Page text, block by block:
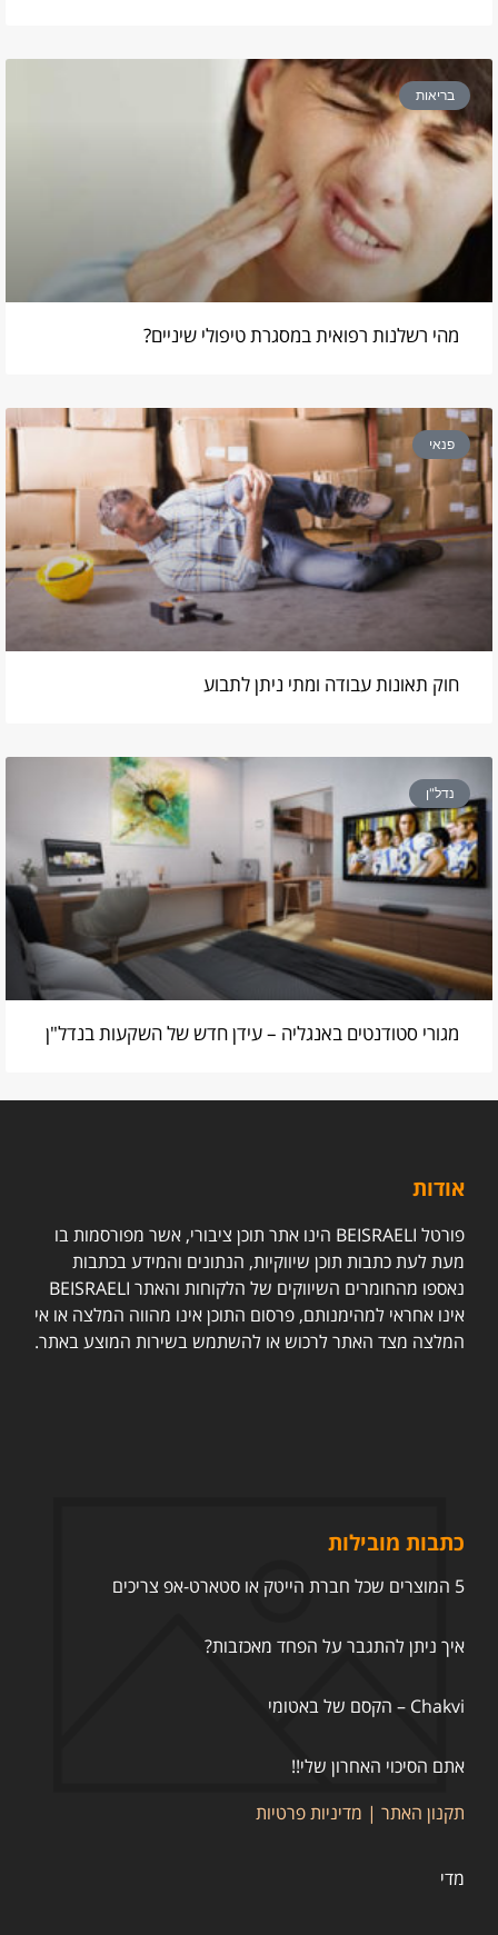
בריאות
מהי רשלנות רפואית במסגרת טיפולי שיניים?
פנאי
חוק תאונות עבודה ומתי ניתן לתבוע
נדל"ן
מגורי סטודנטים באנגליה – עידן חדש של השקעות בנדל"ן
אודות
פורטל BEISRAELI הינו אתר תוכן ציבורי, אשר מפורסמות בו
מעת לעת כתבות תוכן שיווקיות, הנתונים והמידע בכתבות
נאספו מהחומרים השיווקים של הלקוחות והאתר BEISRAELI
אינו אחראי למהימנותם, פרסום התוכן אינו מהווה המלצה או אי
המלצה מצד האתר לרכוש או להשתמש בשירות המוצע באתר.
כתבות מובילות
5 המוצרים שכל חברת הייטק או סטארט-אפ צריכים
איך ניתן להתגבר על הפחד מאכזבות?
Chakvi – הקסם של באטומי
אתם הסיכוי האחרון שלי!!
תקנון האתר | מדיניות פרטיות
מדי